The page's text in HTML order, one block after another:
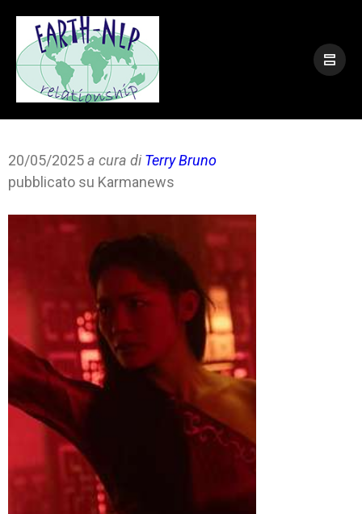
20/05/2025a cura di Terry Bruno
pubblicato su Karmanews